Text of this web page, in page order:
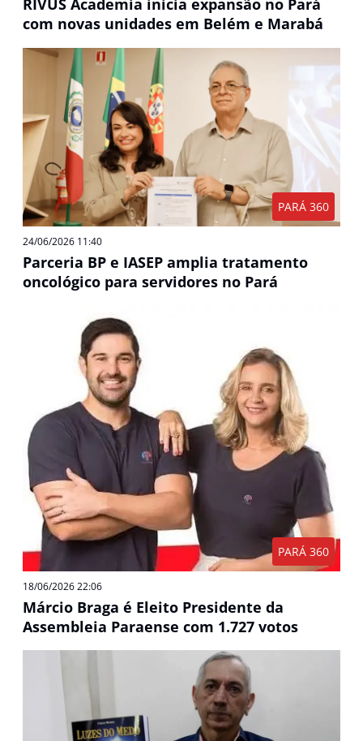
RIVUS Academia inicia expansão no Pará
com novas unidades em Belém e Marabá
PARÁ 360
24/06/2026 11:40
Parceria BP e IASEP amplia tratamento
oncológico para servidores no Pará
PARÁ 360
18/06/2026 22:06
Márcio Braga é Eleito Presidente da
Assembleia Paraense com 1.727 votos